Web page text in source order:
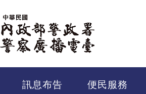
訊息布告 便民服務